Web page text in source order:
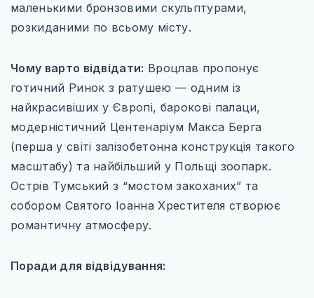
маленькими бронзовими скульптурами,
розкиданими по всьому місту.
Чому варто відвідати: Вроцлав пропонує
готичний Ринок з ратушею — одним із
найкрасивіших у Європі, барокові палаци,
модерністичний Центенаріум Макса Берга
(перша у світі залізобетонна конструкція такого
масштабу) та найбільший у Польщі зоопарк.
Острів Тумський з “мостом закоханих” та
собором Святого Іоанна Хрестителя створює
романтичну атмосферу.
Поради для відвідування: